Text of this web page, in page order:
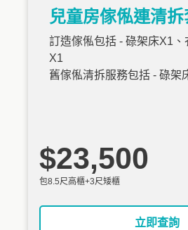
兒童房傢俬連清
訂造傢俬包括 - 碌架床X1
X1
舊傢俬清拆服務包括 - 碌架
$23,500
包8.5尺高櫃+3尺矮櫃
立即查詢